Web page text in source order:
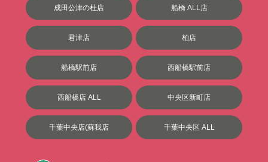
成田公津の杜店 船橋 ALL店
君津店 柏店
船橋駅前店 西船橋駅前店
西船橋店 ALL 中央区新町店
千葉中央店(蘇我店 千葉中央区 ALL